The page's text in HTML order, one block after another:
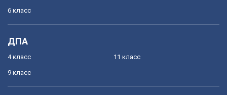
6 класс
ДПА
4 класс
9 класс
11 класс